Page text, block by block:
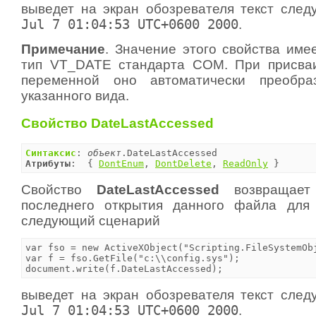
выведет на экран обозревателя текст
Jul 7 01:04:53 UTC+0600 2000.
Примечание. Значение этого свойства
тип VT_DATE стандарта COM. При
переменной оно автоматически
указанного вида.
Свойство DateLastAccessed
Синтаксис : объект
Атрибуты :  { DontEnum , DontDelete , ReadOnly }
Свойство DateLastAccessed
последнего открытия данного файла
следующий сценарий
var fso = new
var f = fso.GetFile("c:\\config.sys");
document.write(f.DateLastAccessed);
выведет на экран обозревателя текст
Jul 7 01:04:53 UTC+0600 2000.